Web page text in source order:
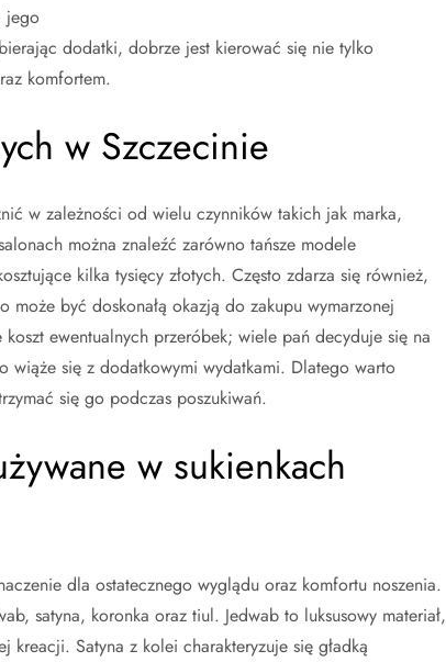
jego
dodatki, dobrze jest kierować się nie tylko
komfortem.
w Szczecinie
w zależności od wielu czynników takich jak marka,
można znaleźć zarówno tańsze modele
kilka tysięcy złotych. Często zdarza się również,
być doskonałą okazją do zakupu wymarzonej
ewentualnych przeróbek; wiele pań decyduje się na
wiąże się z dodatkowymi wydatkami. Dlatego warto
się go podczas poszukiwań.
w sukienkach
dla ostatecznego wyglądu oraz komfortu noszenia.
satyna, koronka oraz tiul. Jedwab to luksusowy materiał,
Satyna z kolei charakteryzuje się gładką